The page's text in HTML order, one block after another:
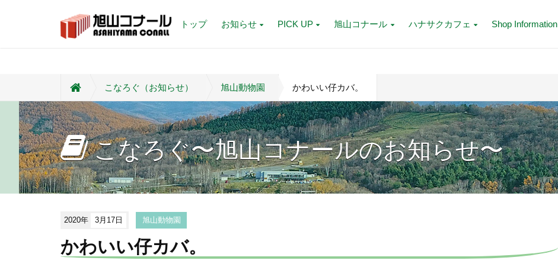
トップ お知らせ PICK UP 旭山コナール ハナサクカフェ Shop Information
こなろぐ（お知らせ） 旭山動物園 かわいい仔カバ。
こなろぐ〜旭山コナールのお知らせ〜
2020年 3月17日 旭山動物園
かわいい仔カバ。